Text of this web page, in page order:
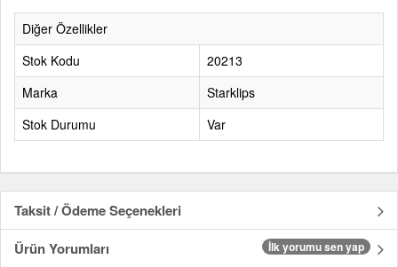
Diğer Özellikler
Stok Kodu
20213
Marka
Starklips
Stok Durumu
Var
Taksit / Ödeme Seçenekleri
Ürün Yorumları
İlk yorumu sen yap